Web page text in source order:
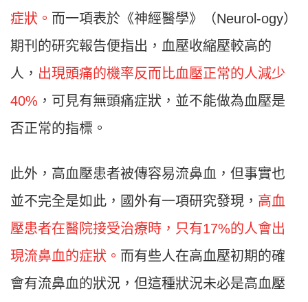
症狀。 而一項表於《神經醫學》（Neurol-ogy）
期刊的研究報告便指出，血壓收縮壓較高的
人， 出現頭痛的機率反而比血壓正常的人減少
40% ，可見有無頭痛症狀，並不能做為血壓是
否正常的指標。
此外，高血壓患者被傳容易流鼻血，但事實也
並不完全是如此，國外有一項研究發現， 高血
壓患者在醫院接受治療時，只有17%的人會出
現流鼻血的症狀。 而有些人在高血壓初期的確
會有流鼻血的狀況，但這種狀況未必是高血壓